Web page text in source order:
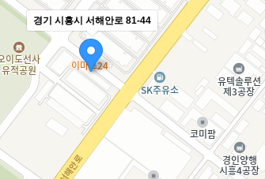
경기 시흥시 서해안로 81-44